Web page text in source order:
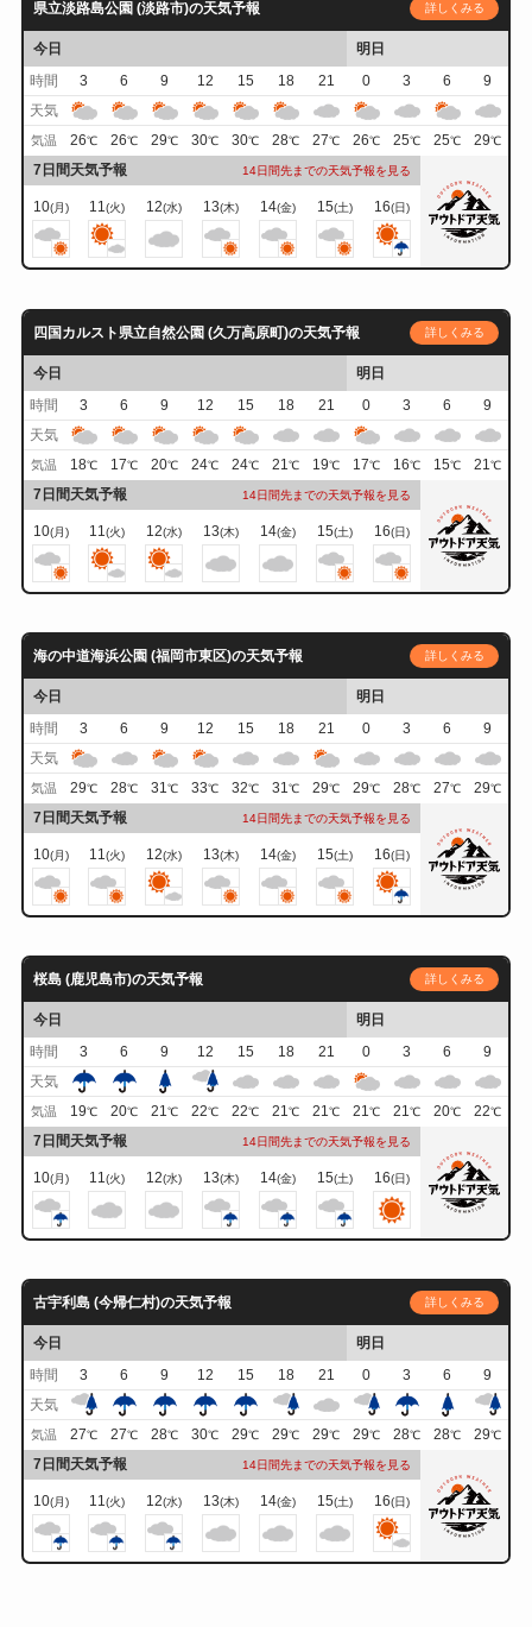
県立淡路島公園 (淡路市)の天気予報 詳しくみる
今日
明日
時間
3 6 9 12 15 18 21 0 3 6
9
天気
気温 26℃ 26℃ 29℃ 30℃ 30℃ 28℃ 27℃ 26℃ 25℃ 25℃ 29℃
7日間天気予報 14日間先までの天気予報を見る
10(月) 11(火) 12(水) 13(木) 14(金) 15(土) 16(日)
四国カルスト県立自然公園 (久万高原町)の天気予報 詳しくみる
今日
明日
時間
3 6 9 12 15 18 21 0 3 6
9
天気
気温 18℃ 17℃ 20℃ 24℃ 24℃ 21℃ 19℃ 17℃ 16℃ 15℃ 21℃
7日間天気予報 14日間先までの天気予報を見る
10(月) 11(火) 12(水) 13(木) 14(金) 15(土) 16(日)
海の中道海浜公園 (福岡市東区)の天気予報 詳しくみる
今日
明日
時間
3 6 9 12 15 18 21 0 3 6
9
天気
気温 29℃ 28℃ 31℃ 33℃ 32℃ 31℃ 29℃ 29℃ 28℃ 27℃ 29℃
7日間天気予報 14日間先までの天気予報を見る
10(月) 11(火) 12(水) 13(木) 14(金) 15(土) 16(日)
桜島 (鹿児島市)の天気予報 詳しくみる
今日
明日
時間
3 6 9 12 15 18 21 0 3 6
9
天気
気温 19℃ 20℃ 21℃ 22℃ 22℃ 21℃ 21℃ 21℃ 21℃ 20℃ 22℃
7日間天気予報 14日間先までの天気予報を見る
10(月) 11(火) 12(水) 13(木) 14(金) 15(土) 16(日)
古宇利島 (今帰仁村)の天気予報 詳しくみる
今日
明日
時間
3 6 9 12 15 18 21 0 3 6
9
天気
気温 27℃ 27℃ 28℃ 30℃ 29℃ 29℃ 29℃ 29℃ 28℃ 28℃ 29℃
7日間天気予報 14日間先までの天気予報を見る
10(月) 11(火) 12(水) 13(木) 14(金) 15(土) 16(日)